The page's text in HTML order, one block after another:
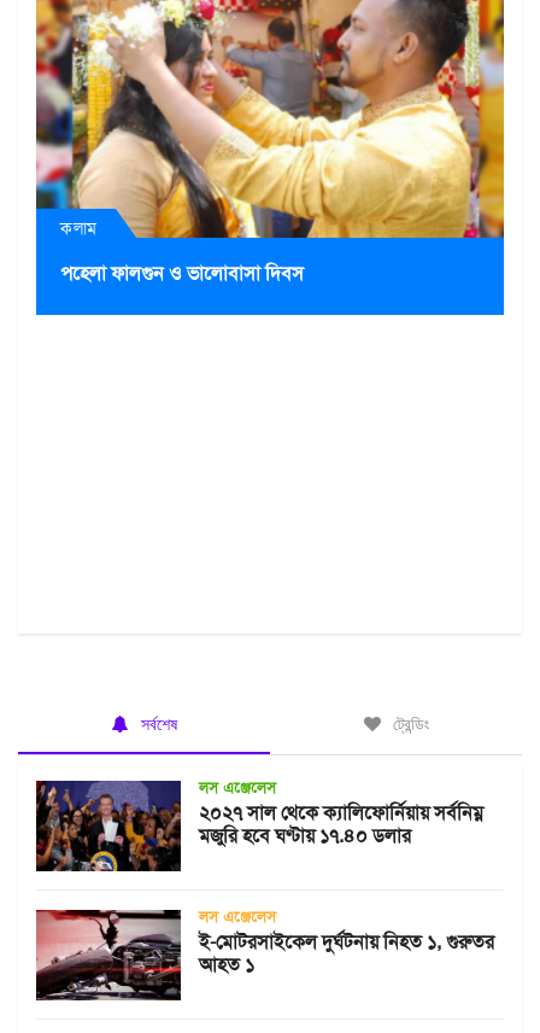
কলাম
পহেলা ফালগুন ও ভালোবাসা দিবস
সর্বশেষ ট্রেন্ডিং
লস এঞ্জেলেস
২০২৭ সাল থেকে ক্যালিফোর্নিয়ায় সর্বনিম্ন
মজুরি হবে ঘণ্টায় ১৭.৪০ ডলার
লস এঞ্জেলেস
ই-মোটরসাইকেল দুর্ঘটনায় নিহত ১, গুরুতর
আহত ১